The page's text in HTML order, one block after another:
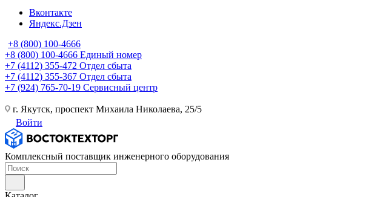
Вконтакте
Яндекс.Дзен
+8 (800) 100-4666
+8 (800) 100-4666 Единый номер
+7 (4112) 355-472 Отдел сбыта
+7 (4112) 355-367 Отдел сбыта
+7 (924) 765-70-19 Сервисный центр
г. Якутск, проспект Михаила Николаева, 25/5
Войти
Комплексный поставщик инженерного оборудования